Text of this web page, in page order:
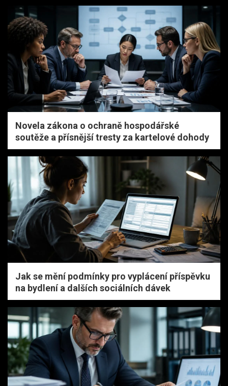
Novela zákona o ochraně hospodářské
soutěže a přísnější tresty za kartelové dohody
Jak se mění podmínky pro vyplácení příspěvku
na bydlení a dalších sociálních dávek